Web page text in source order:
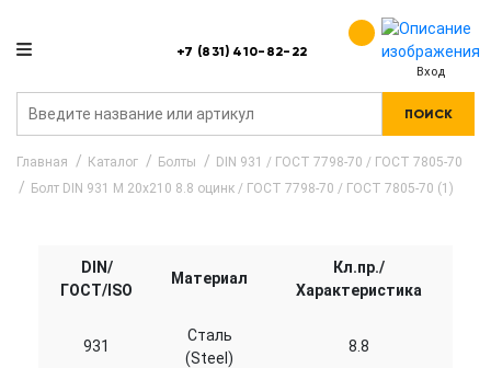
+7 (831) 410-82-22
Вход
ПОИСК
Главная Каталог Болты
DIN 931 / ГОСТ 7798-70 / ГОСТ 7805-70
Болт DIN 931 M 20x210 8.8 оцинк / ГОСТ 7798-70 / ГОСТ 7805-70 (1)
DIN/
ГОСТ/ISO
Материал
Кл.пр./
Характеристика
931
Сталь
(Steel)
8.8